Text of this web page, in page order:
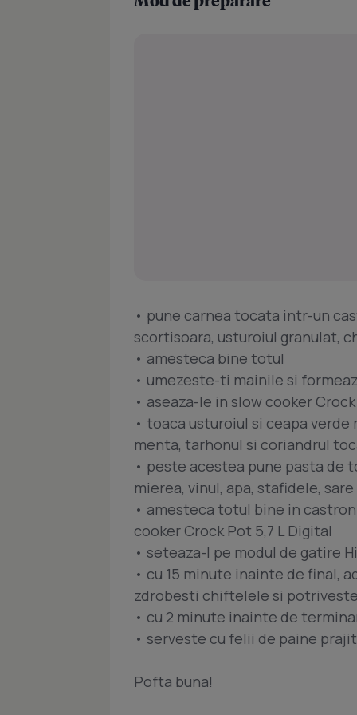
• pune carnea tocata intr-un
scortisoara, usturoiul granulat,
• amesteca bine totul
• umezeste-ti mainile si
• aseaza-le in slow cooker
• toaca usturoiul si ceapa
menta, tarhonul si coriandrul
• peste acestea pune pasta de
mierea, vinul, apa, stafidele,
• amesteca totul bine in
cooker Crock Pot 5,7 L Digital
• seteaza-l pe modul de gatire
• cu 15 minute inainte de final,
zdrobesti chiftelele si
• cu 2 minute inainte de
• serveste cu felii de paine
Pofta buna!